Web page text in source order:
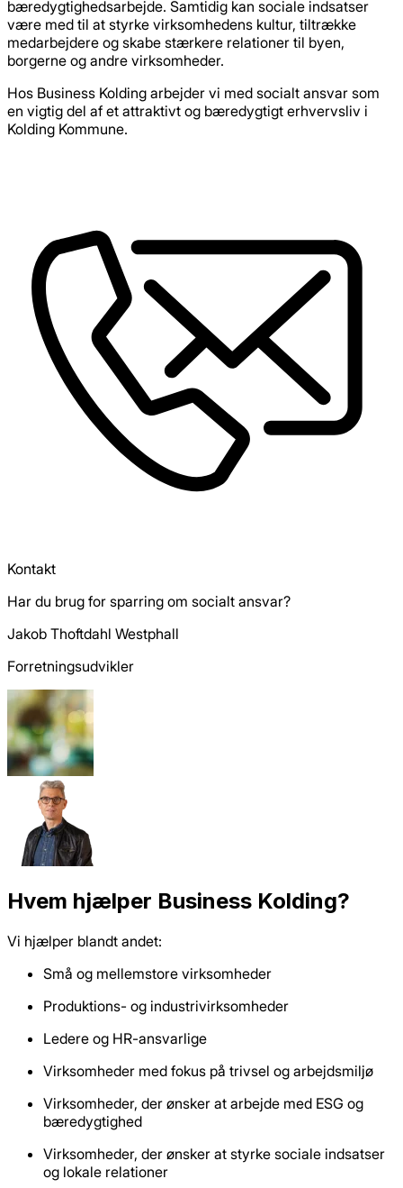
bæredygtighedsarbejde. Samtidig kan sociale indsatser
være med til at styrke virksomhedens kultur, tiltrække
medarbejdere og skabe stærkere relationer til byen,
borgerne og andre virksomheder.
Hos Business Kolding arbejder vi med socialt ansvar som
en vigtig del af et attraktivt og bæredygtigt erhvervsliv i
Kolding Kommune.
Kontakt
Har du brug for sparring om socialt ansvar?
Jakob Thoftdahl Westphall
Forretningsudvikler
Hvem hjælper Business Kolding?
Vi hjælper blandt andet:
Små og mellemstore virksomheder
Produktions- og industrivirksomheder
Ledere og HR-ansvarlige
Virksomheder med fokus på trivsel og arbejdsmiljø
Virksomheder, der ønsker at arbejde med ESG og
bæredygtighed
Virksomheder, der ønsker at styrke sociale indsatser
og lokale relationer